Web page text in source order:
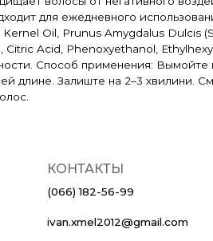
для ежедневного
Oil, Prunus Amygdalus Dulcis
Acid, Phenoxyethanol,
Способ применения: Вымойте
длине. Залиште на 2–3 хвилини.
КОНТАКТЫ
(066) 182-56-99
ivan.xmel2012@gmail.com